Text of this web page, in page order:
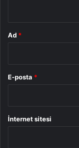
Ad *
E-posta *
İnternet sitesi